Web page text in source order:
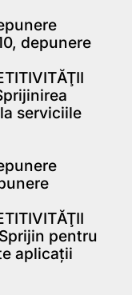
depunere
serviciile
pentru
aplicaţii